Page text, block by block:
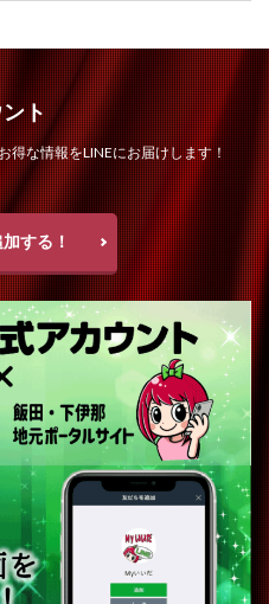
ト
得な情報をLINEにお届けします！
する！